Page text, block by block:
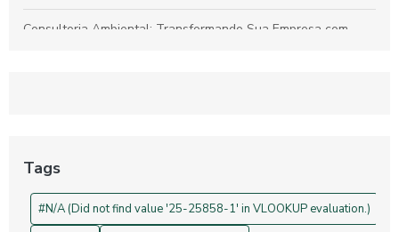
Consultoria Ambiental: Transformando Sua Empresa com
Construção Civil
Drones na Topografia: Revolucionando Medições e Mapas
Tags
#N/A (Did not find value '25-25858-1' in VLOOKUP evaluation.)